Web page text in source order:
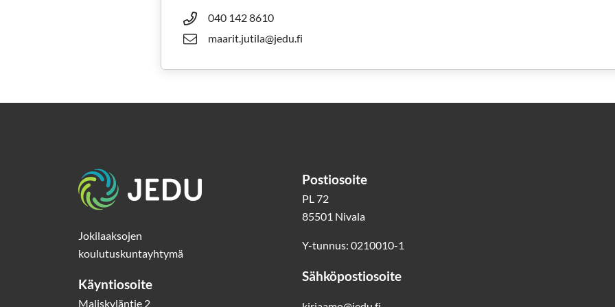
040 142 8610
maarit.jutila@jedu.fi
Etusivu
Jokilaaksojen
koulutuskuntayhtymä
Käyntiosoite
Maliskyläntie 2
Postiosoite
PL 72
85501 Nivala
Y-tunnus: 0210010-1
Sähköpostiosoite